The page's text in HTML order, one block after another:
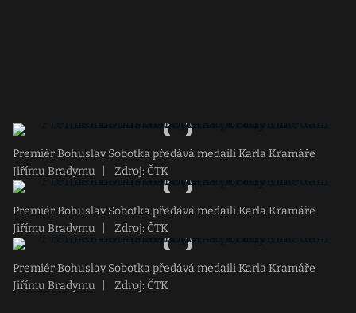
Premiér Bohuslav Sobotka předává medaili Karla Kramáře
Jiřímu Bradymu
Zdroj: ČTK
Premiér Bohuslav Sobotka předává medaili Karla Kramáře
Jiřímu Bradymu
Zdroj: ČTK
Premiér Bohuslav Sobotka předává medaili Karla Kramáře
Jiřímu Bradymu
Zdroj: ČTK